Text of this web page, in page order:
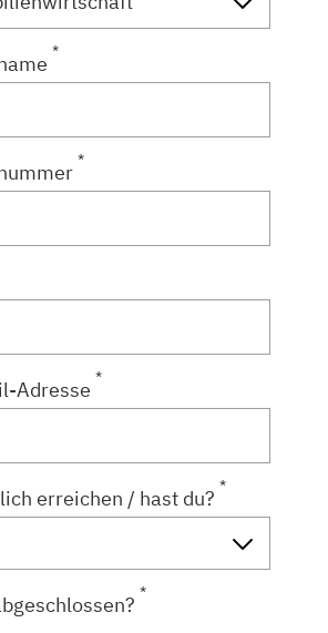
*
*
Adresse *
erreichen / hast du? *
*